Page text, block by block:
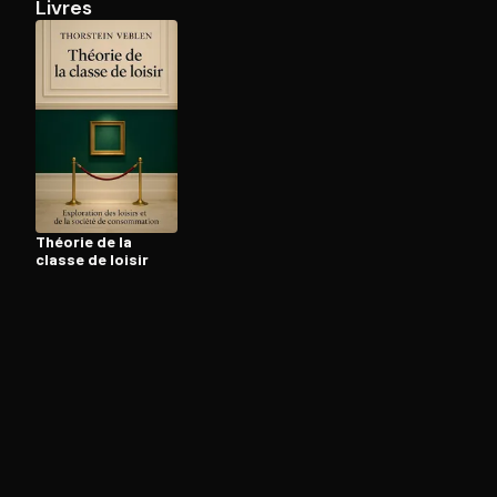
Ouvre l'app Appareil photo, pointe sur le code. C'est
Livres
Théorie de la
classe de loisir